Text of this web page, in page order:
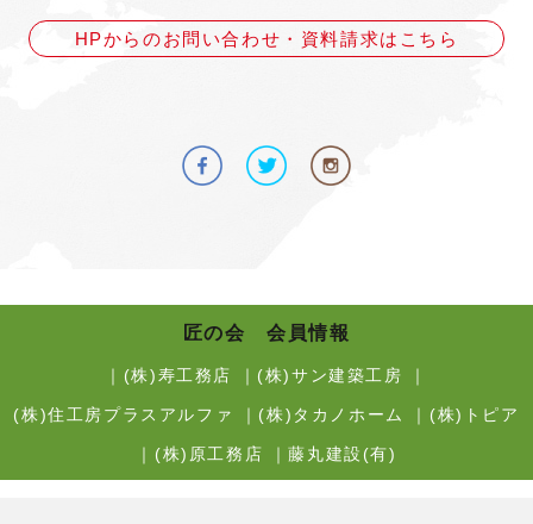
HPからのお問い合わせ・資料請求はこちら
匠の会 会員情報
｜ (株)寿工務店 ｜ (株)サン建築工房 ｜
(株)住工房プラスアルファ ｜ (株)タカノホーム ｜ (株)トピア
｜ (株)原工務店 ｜藤丸建設(有)